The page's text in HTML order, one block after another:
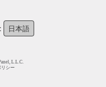
日本語
L.L.C.
リシー